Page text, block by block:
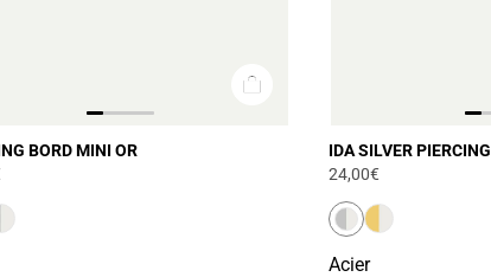
BORD MINI OR IDA SILVER PIERCING
24,00€
Acier